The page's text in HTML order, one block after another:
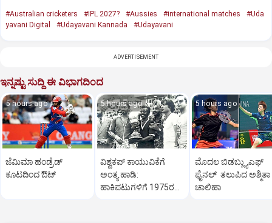
#Australian cricketers #IPL 2027? #Aussies #international matches
#Uda
yavani Digital
#Udayavani Kannada #Udayavani
ADVERTISEMENT
ಇನ್ನಷ್ಟು ಸುದ್ದಿ ಈ ವಿಭಾಗದಿಂದ
5 hours ago
ಜೆಮಿಮಾ ಹಂಡ್ರೆಡ್‌
ಕೂಟದಿಂದ ಔಟ್‌
5 hours ago
ವಿಶ್ವಕಪ್‌ ಕಾಯುವಿಕೆಗೆ
ಅಂತ್ಯ ಹಾಡಿ:
ಹಾಕಿಪಟುಗಳಿಗೆ 1975ರ
5 hours ago
ಮೊದಲ ಬಿಡಬ್ಲ್ಯುಎಫ್‌
ಫೈನಲ್‌ ತಲುಪಿದ ಅಶ್ಮಿತಾ
ಚಾಲಿಹಾ